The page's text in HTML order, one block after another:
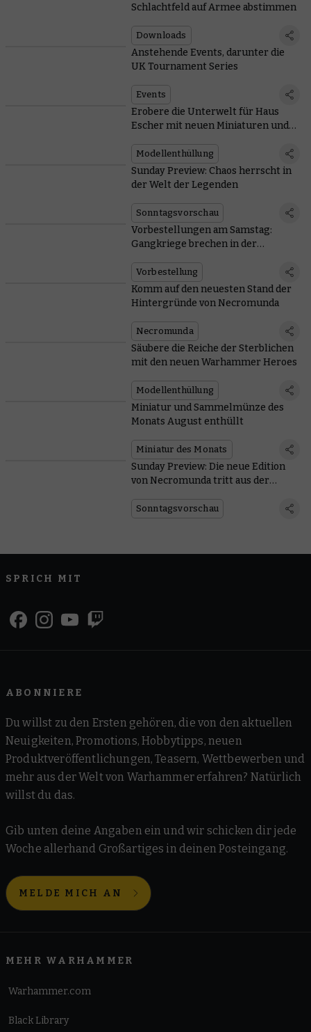
Schlachtfeld auf Armee abstimmen
Downloads
Anstehende Events, darunter die
UK Tournament Series
Events
Erobere die Unterwelt für Haus
Escher mit neuen Miniaturen und
Modellenthüllung
Sunday Preview: Chaos herrscht in
der Welt der Legenden
Sonntagsvorschau
Vorbestellungen am Samstag:
Gangkriege brechen in der
Vorbestellung
Komm auf den neuesten Stand der
Hintergründe von Necromunda
Necromunda
Säubere die Reiche der Sterblichen
mit den neuen Warhammer Heroes
Modellenthüllung
Miniatur und Sammelmünze des
Monats August enthüllt
Miniatur des Monats
Sunday Preview: Die neue Edition
von Necromunda tritt aus der
Sonntagsvorschau
SPRICH MIT
ABONNIERE
Du willst zu den Ersten gehören, die von den aktuellen
Neuigkeiten, Promotions, Hobbytipps, neuen
Produktveröffentlichungen, Teasern, Wettbewerben und
mehr aus der Welt von Warhammer erfahren? Natürlich
willst du das.
Gib unten deine Angaben ein und wir schicken dir jede
Woche allerhand Großartiges in deinen Posteingang.
MELDE MICH AN
MEHR WARHAMMER
Warhammer.com
Black Library